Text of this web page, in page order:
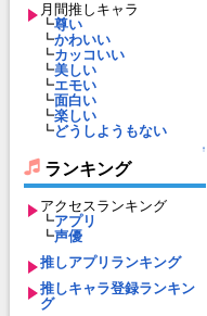
月間推しキャラ
┗尊い
┗かわいい
┗カッコいい
┗美しい
┗エモい
┗面白い
┗楽しい
┗どうしようもない
↑
ランキング
アクセスランキング
┗アプリ
┗声優
推しアプリランキング
推しキャラ登録ランキン
グ